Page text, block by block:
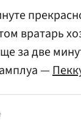
вратарь
за две
—